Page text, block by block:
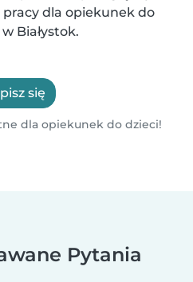
dla opiekunek do
Białystok.
się
dla opiekunek do dzieci!
Pytania